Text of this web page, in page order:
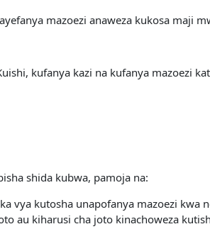
mazoezi anaweza kukosa maji
kufanya kazi na kufanya mazoezi
shida kubwa, pamoja na:
vya kutosha unapofanya mazoezi kwa
au kiharusi cha joto kinachoweza